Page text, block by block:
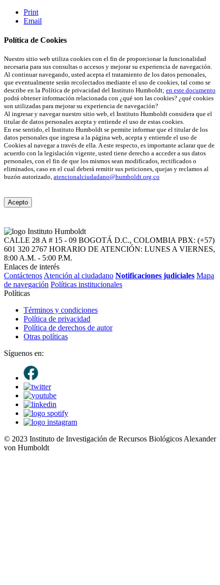
Print
Email
Política de Cookies
Nuestro sitio web utiliza cookies con el fin de proporcionar la funcionalidad
necesaria para sus consultas o accesos y mejorar su experiencia de navegación.
Al continuar navegando, usted acepta el tratamiento de los datos personales,
que eventualmente serán recolectados mediante el uso de cookies, tal como se
describe en la Política de privacidad del Instituto Humboldt; en este documento
podrá obtener información relacionada con ¿qué son las cookies? ¿qué cookies
son utilizadas para mejorar su experiencia de navegación?
Al ingresar y navegar nuestro sitio web, el Instituto Humboldt considera que el
titular de datos personales acepta y entiende el uso de estas cookies.
En ese sentido, el Instituto Humboldt se permite informar que el titular de los
datos personales que ingresa a la página web, acepta y entiende el uso de
Cookies al navegar a través de ella. A este respecto, es importante aclarar que de
acuerdo con la legislación vigente, usted tiene derecho a acceder a sus datos
personales, con el fin de que los mismos sean modificados, rectificados o
eliminados, caso en el cual deberá remitir sus peticiones, quejas y reclamos al
buzón autorizado, atencionalciudadano@humboldt.org.co
Acepto
CALLE 28 A # 15 - 09 BOGOTÁ D.C., COLOMBIA PBX: (+57)
601 320 2767 HORARIO DE ATENCIÓN: LUNES A VIERNES,
8:00 A.M. - 5:00 P.M.
Enlaces de interés
ContáctenosAtención al ciudadano Notificaciones judiciales Mapa
de navegación Políticas institucionales
Políticas
Términos y condiciones
Política de privacidad
Política de derechos de autor
Otras políticas
Síguenos en:
© 2023 Instituto de Investigación de Recursos Biológicos Alexander
von Humboldt